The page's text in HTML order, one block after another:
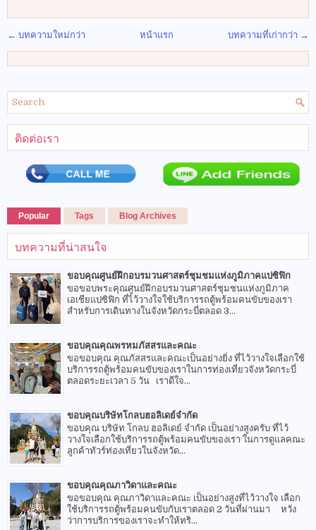
← บทความใหม่กว่า บทความที่เก่ากว่า →
หน้าแรก
ติดต่อเรา
Popular Tags Blog Archives
บทความที่น่าสนใจ
ขอบคุณศูนย์ฝึกอบรมวนศาสตร์ชุมชมแห่งภูมิภาคแปซิฟิก
ขอขอบพระคุณศูนย์ฝึกอบรมวนศาสตร์ชุมชนแห่งภูมิภาค
เอเชียแปซิฟิก ที่ไว้วางใจใช้บริการรถตู้พร้อมคนขับของเรา
สำหรับการเดินทางในจังหวัดกระบี่ตลอด 3...
ขอบคุณคุณพรหมภัสสรและคณะ
ขอขอบคุณ คุณภัสสรและคณะเป็นอย่างยิ่ง ที่ไว้วางใจเลือกใช้
บริการรถตู้พร้อมคนขับของเราในการท่องเที่ยวจังหวัดกระบี่
ตลอดระยะเวลา 5 วัน เราดีใจ...
ขอบคุณบริษัทโกลบฮอลิเดย์จำกัด
ขอบคุณ บริษัท โกลบ ฮอลิเดย์ จำกัด เป็นอย่างสูงครับ ที่ไว้
วางใจเลือกใช้บริการรถตู้พร้อมคนขับของเรา ในการดูแลคณะ
ลูกค้าทัวร์ท่องเที่ยวในจังหวัด...
ขอบคุณคุณภาวิดาและคณะ
ขอขอบคุณ คุณภาวิดาและคณะ เป็นอย่างสูงที่ไว้วางใจ เลือก
ใช้บริการรถตู้พร้อมคนขับกับเราตลอด 2 วันที่ผ่านมา หวัง
ว่าการบริการของเราจะทำให้ทริ...